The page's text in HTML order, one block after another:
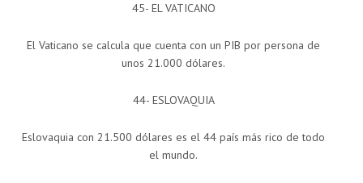
45- EL VATICANO
El Vaticano se calcula que cuenta con un PIB por persona de
unos 21.000 dólares.
44- ESLOVAQUIA
Eslovaquia con 21.500 dólares es el 44 país más rico de todo
el mundo.